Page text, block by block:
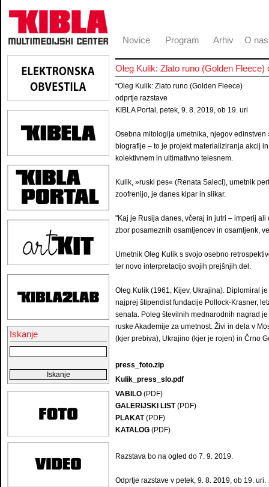
Novice Program Arhiv O nas
Iskanje
Oleg Kulik: Zlato runo (Golden Fleece)
“Oleg Kulik: Zlato runo (Golden Fleece)
odprtje razstave
KIBLA Portal, petek, 9. 8. 2019, ob 19. uri
Osebna mitologija umetnika, njegov
biografije – to je projekt materializiranja akcij
kolektivnem in ultimativno telesnem.
Kulik, »ruski pes« (Renata Salecl), umetnik
zoofrenijo, je danes kipar in slikar.
"Kaj je Rusija danes, včeraj in jutri – imperij
zbor posameznih osamljencev in osamljenk,
Umetnik Oleg Kulik s svojo osebno
ter novo interpretacijo svojih prejšnjih del.
Oleg Kulik (1961, Kijev, Ukrajina). Diplomiral
najprej štipendist fundacije Pollock-Krasner,
senata. Poleg številnih mednarodnih nagrad
ruske Akademije za umetnost. Živi in dela v
(kjer prebiva), Ukrajino (kjer je rojen) in Črno
press_foto.zip
Kulik_press_slo.pdf
VABILO (PDF)
GALERIJSKI LIST(PDF)
PLAKAT(PDF)
KATALOG (PDF)
Razstava bo na ogled do 7. 9. 2019.
Odprtje razstave v petek, 9. 8. 2019, ob 19. uri.